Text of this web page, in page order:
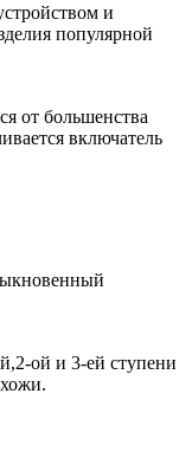
и
популярной
от большенства
включатель
ой и 3-ей ступени